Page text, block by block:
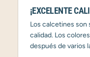
¡EXCELENTE
Los calcetines
calidad. Los
después de varios